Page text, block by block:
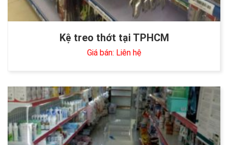
Kệ treo thớt tại TPHCM
Giá bán: Liên hệ